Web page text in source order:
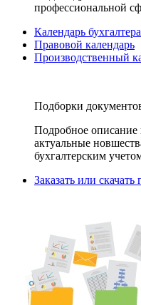
профессиональной
Календарь бухгалтера
Правовой календарь
Производственный
Подборки
Подробное описание
актуальные
бухгалтерским
Заказать или